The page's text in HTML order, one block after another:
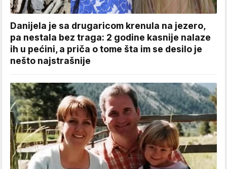
Danijela je sa drugaricom krenula na jezero,
pa nestala bez traga: 2 godine kasnije nalaze
ih u pećini, a priča o tome šta im se desilo je
nešto najstrašnije